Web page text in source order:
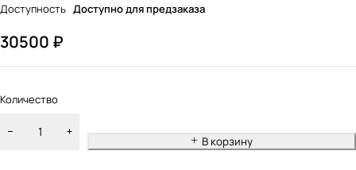
Доступность Доступно для предзаказа
30500 ₽
Количество
В корзину